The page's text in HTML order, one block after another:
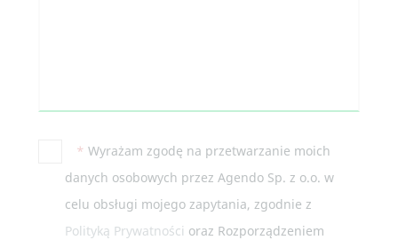
* Wyrażam zgodę na przetwarzanie moich
danych osobowych przez Agendo Sp. z o.o. w
celu obsługi mojego zapytania, zgodnie z
Polityką Prywatności oraz Rozporządzeniem